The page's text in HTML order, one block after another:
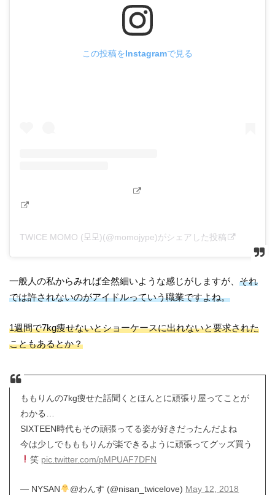
この投稿をInstagramで見る
TWICE MOMO (모모)(@momojype)がシェアした投稿
一般人の私からみれば全然細いような感じがしますが、それ
では許されないのがアイドルっていう職業ですよね。
1週間で7kg痩せないとショーケースに出れないと要求された
こともあるとか？
ももりんの7kg痩せた話聞くとほんとに頑張り屋ってことが
わかる…
SIXTEEN時代もその頑張ってる姿が好きだったんだよね
今は少しでもももりんが楽できるように頑張ってグッズ買う
笑 pic.twitter.com/pMPUAF7DFN
— NYSAN @わんす (@nisan_twicelove) May 12, 2018